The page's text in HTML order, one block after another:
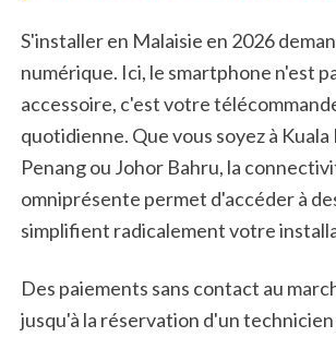
S'installer en Malaisie en 2026
numérique. Ici, le smartphone n'est
accessoire, c'est votre
quotidienne. Que vous soyez à Kuala
Penang ou Johor Bahru, la
omniprésente permet d'accéder à
simplifient radicalement votre
Des paiements sans contact au
jusqu'à la réservation d'un